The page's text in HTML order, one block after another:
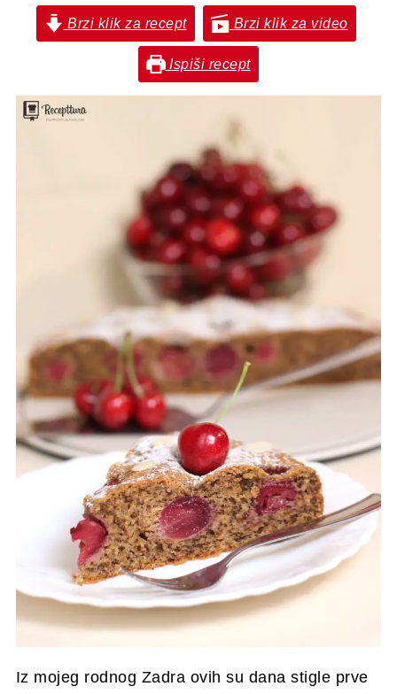
Brzi klik za recept Brzi klik za video
Ispiši recept
Iz mojeg rodnog Zadra ovih su dana stigle prve